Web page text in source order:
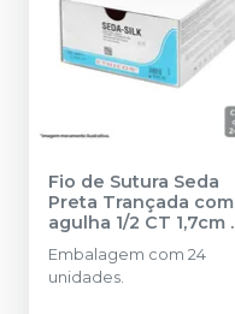
Fio de Sutura Seda
Preta Trançada com
agulha 1/2 CT 1,7cm -
ETHICON
Embalagem com 24
unidades.